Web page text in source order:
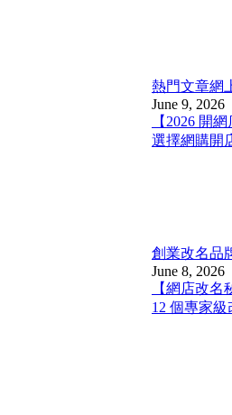
熱門文章網
June 9, 2026
【2026 開
選擇網購開
創業改名品
June 8, 2026
【網店改
12 個專家級